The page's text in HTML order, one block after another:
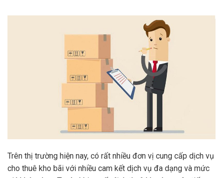
Trên thị trường hiện nay, có rất nhiều đơn vị cung cấp dịch vụ
cho thuê kho bãi với nhiều cam kết dịch vụ đa dạng và mức